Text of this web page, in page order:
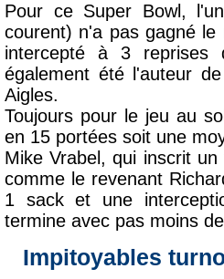
Pour ce Super Bowl,
courent) n'a pas gagné
intercepté à 3 reprises
également été l'auteur
Aigles.
Toujours pour le jeu au
en 15 portées soit une
Mike Vrabel, qui inscrit
comme le revenant
1 sack et une
termine avec pas moins
Impitoyables